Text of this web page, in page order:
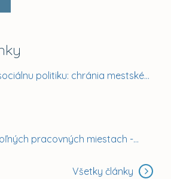
Košice menia sociálnu politiku: chránia mestské byty...
pracovných miestach -...
Všetky články